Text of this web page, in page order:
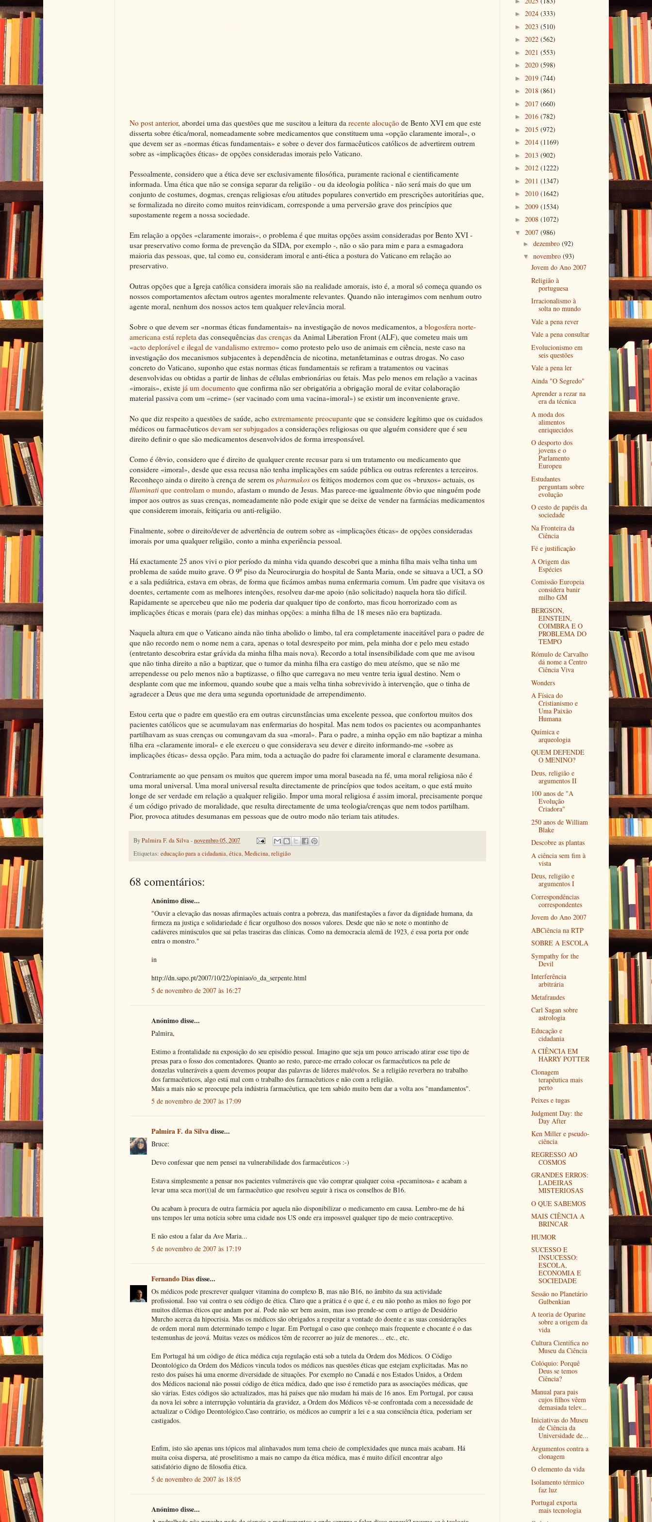
No post anterior, abordei uma das questões que me suscitou a leitura da recente alocução de Bento XVI em que este
disserta sobre ética/moral, nomeadamente sobre medicamentos que constituem uma «opção claramente imoral», o
que devem ser as «normas éticas fundamentais» e sobre o dever dos farmacêuticos católicos de advertirem outrem
sobre as «implicações éticas» de opções consideradas imorais pelo Vaticano.
Pessoalmente, considero que a ética deve ser exclusivamente filosófica, puramente racional e cientificamente
informada. Uma ética que não se consiga separar da religião - ou da ideologia política - não será mais do que um
conjunto de costumes, dogmas, crenças religiosas e/ou atitudes populares convertido em prescrições autoritárias que,
se formalizada no direito como muitos reinvidicam, corresponde a uma perversão grave dos princípios que
supostamente regem a nossa sociedade.
Em relação a opções «claramente imorais», o problema é que muitas opções assim consideradas por Bento XVI -
usar preservativo como forma de prevenção da SIDA, por exemplo -, não o são para mim e para a esmagadora
maioria das pessoas, que, tal como eu, consideram imoral e anti-ética a postura do Vaticano em relação ao
preservativo.
Outras opções que a Igreja católica considera imorais são na realidade amorais, isto é, a moral só começa quando os
nossos comportamentos afectam outros agentes moralmente relevantes. Quando não interagimos com nenhum outro
agente moral, nenhum dos nossos actos tem qualquer relevância moral.
Sobre o que devem ser «normas éticas fundamentais» na investigação de novos medicamentos, a blogosfera norte-
americana está repleta das consequências das crenças da Animal Liberation Front (ALF), que cometeu mais um
«acto deplorável e ilegal de vandalismo extremo» como protesto pelo uso de animais em ciência, neste caso na
investigação dos mecanismos subjacentes à dependência de nicotina, metanfetaminas e outras drogas. No caso
concreto do Vaticano, suponho que estas normas éticas fundamentais se refiram a tratamentos ou vacinas
desenvolvidas ou obtidas a partir de linhas de células embrionárias ou fetais. Mas pelo menos em relação a vacinas
«imorais», existe já um documento que confirma não ser obrigatória a obrigação moral de evitar colaboração
material passiva com um «crime» (ser vacinado com uma vacina«imoral») se existir um inconveniente grave.
No que diz respeito a questões de saúde, acho extremamente preocupante que se considere legítimo que os cuidados
médicos ou farmacêuticos devam ser subjugados a considerações religiosas ou que alguém considere que é seu
direito definir o que são medicamentos desenvolvidos de forma irresponsável.
Como é óbvio, considero que é direito de qualquer crente recusar para si um tratamento ou medicamento que
considere «imoral», desde que essa recusa não tenha implicações em saúde pública ou outras referentes a terceiros.
Reconheço ainda o direito à crença de serem os pharmakos os feitiços modernos com que os «bruxos» actuais, os
Illuminatique controlam o mundo, afastam o mundo de Jesus. Mas parece-me igualmente óbvio que ninguém pode
impor aos outros as suas crenças, nomeadamente não pode exigir que se deixe de vender na farmácias medicamentos
que considerem imorais, feitiçaria ou anti-religião.
Finalmente, sobre o direito/dever de advertência de outrem sobre as «implicações éticas» de opções consideradas
imorais por uma qualquer religião, conto a minha experiência pessoal.
Há exactamente 25 anos vivi o pior período da minha vida quando descobri que a minha filha mais velha tinha um
problema de saúde muito grave. O 9º piso da Neurocirurgia do hospital de Santa Maria, onde se situava a UCI, a SO
e a sala pediátrica, estava em obras, de forma que ficámos ambas numa enfermaria comum. Um padre que visitava os
doentes, certamente com as melhores intenções, resolveu dar-me apoio (não solicitado) naquela hora tão difícil.
Rapidamente se apercebeu que não me poderia dar qualquer tipo de conforto, mas ficou horrorizado com as
implicações éticas e morais (para ele) das minhas opções: a minha filha de 18 meses não era baptizada.
Naquela altura em que o Vaticano ainda não tinha abolido o limbo, tal era completamente inaceitável para o padre de
que não recordo nem o nome nem a cara, apenas o total desrespeito por mim, pela minha dor e pelo meu estado
(entretanto descobrira estar grávida da minha filha mais nova). Recordo a total insensibilidade com que me avisou
que não tinha direito a não a baptizar, que o tumor da minha filha era castigo do meu ateísmo, que se não me
arrependesse ou pelo menos não a baptizasse, o filho que carregava no meu ventre teria igual destino. Nem o
desplante com que me informou, quando soube que a mais velha tinha sobrevivido à intervenção, que o tinha de
agradecer a Deus que me dera uma segunda oportunidade de arrependimento.
Estou certa que o padre em questão era em outras circunstâncias uma excelente pessoa, que confortou muitos dos
pacientes católicos que se acumulavam nas enfermarias do hospital. Mas nem todos os pacientes ou acompanhantes
partilhavam as suas crenças ou comungavam da sua «moral». Para o padre, a minha opção em não baptizar a minha
filha era «claramente imoral» e ele exerceu o que considerava seu dever e direito informando-me «sobre as
implicações éticas» dessa opção. Para mim, toda a actuação do padre foi claramente imoral e claramente desumana.
Contrariamente ao que pensam os muitos que querem impor uma moral baseada na fé, uma moral religiosa não é
uma moral universal. Uma moral universal resulta directamente de princípios que todos aceitam, o que está muito
longe de ser verdade em relação a qualquer religião. Impor uma moral religiosa é assim imoral, precisamente porque
é um código privado de moralidade, que resulta directamente de uma teologia/crenças que nem todos partilham.
Pior, provoca atitudes desumanas em pessoas que de outro modo não teriam tais atitudes.
ByPalmira F. da Silva-novembro 05, 2007
Etiquetas: educação para a cidadania,ética,Medicina,religião
68 comentários:
Anónimo disse...
"Ouvir a elevação das nossas afirmações actuais contra a pobreza, das manifestações a favor da dignidade humana, da
firmeza na justiça e solidariedade é ficar orgulhoso dos nossos valores. Desde que não se note o montinho de
cadáveres minúsculos que sai pelas traseiras das clínicas. Como na democracia alemã de 1923, é essa porta por onde
entra o monstro."
in
http://dn.sapo.pt/2007/10/22/opiniao/o_da_serpente.html
5 de novembro de 2007 às 16:27
Anónimo disse...
Palmira,
Estimo a frontalidade na exposição do seu episódio pessoal. Imagino que seja um pouco arriscado atirar esse tipo de
presas para o fosso dos comentadores. Quanto ao resto, parece-me errado colocar os farmacêuticos na pele de
donzelas vulneráveis a quem devemos poupar das palavras de líderes malévolos. Se a religião reverbera no trabalho
dos farmacêuticos, algo está mal com o trabalho dos farmacêuticos e não com a religião.
Mais a mais não se preocupe pela indústria farmacêutica, que tem sabido muito bem dar a volta aos "mandamentos".
5 de novembro de 2007 às 17:09
Palmira F. da Silvadisse...
Bruce:
Devo confessar que nem pensei na vulnerabilidade dos farmacêuticos :-)
Estava simplesmente a pensar nos pacientes vulmeráveis que vão comprar qualquer coisa «pecaminosa» e acabam a
levar uma seca mor(t)al de um farmacêutico que resolveu seguir à risca os conselhos de B16.
Ou acabam à procura de outra farmácia por aquela não disponibilizar o medicamento em causa. Lembro-me de há
uns tempos ler uma notícia sobre uma cidade nos US onde era impossvel qualquer tipo de meio contraceptivo.
E não estou a falar da Ave Maria...
5 de novembro de 2007 às 17:19
Fernando Diasdisse...
Os médicos pode prescrever qualquer vitamina do complexo B, mas não B16, no âmbito da sua actividade
profissional. Isso vai contra o seu código de ética. Claro que a prática é o que é, e eu não ponho as mãos no fogo por
muitos dilemas éticos que andam por aí. Pode não ser bem assim, mas isso prende-se com o artigo de Desidério
Murcho acerca da hipocrisia. Mas os médicos são obrigados a respeitar a vontade do doente e as suas considerações
de ordem moral num determinado tempo e lugar. Em Portugal o caso que conheço mais frequente e chocante é o das
testemunhas de jeová. Muitas vezes os médicos têm de recorrer ao juíz de menores… etc., etc.
Em Portugal há um código de ética médica cuja regulação está sob a tutela da Ordem dos Médicos. O Código
Deontológico da Ordem dos Médicos vincula todos os médicos nas questões éticas que estejam explicitadas. Mas no
resto dos países há uma enorme diversidade de situações. Por exemplo no Canadá e nos Estados Unidos, a Ordem
dos Médicos nacional não possui código de ética médica, dado que isso é remetido para as associações médicas, que
são várias. Estes códigos são actualizados, mas há países que não mudam há mais de 16 anos. Em Portugal, por causa
da nova lei sobre a interrupção voluntária da gravidez, a Ordem dos Médicos vê-se confrontada com a necessidade de
actualizar o Código Deontológico.Caso contrário, os médicos ao cumprir a lei e a sua consciência ética, poderiam ser
castigados.
Enfim, isto são apenas uns tópicos mal alinhavados num tema cheio de complexidades que nunca mais acabam. Há
muita coisa dispersa, até proselitismo a mais no campo da ética médica, mas é muito difícil encontrar algo
satisfatório digno de filosofia ética.
5 de novembro de 2007 às 18:05
Anónimo disse...
► 2024 (333)
► 2023 (510)
► 2022 (562)
► 2021 (553)
► 2020 (598)
► 2019 (744)
► 2018 (861)
► 2017 (660)
► 2016 (782)
► 2015 (972)
► 2014 (1169)
► 2013 (902)
► 2012 (1222)
► 2011 (1347)
► 2010 (1642)
► 2009 (1534)
► 2008 (1072)
▼ 2007 (986)
► dezembro (92)
▼ novembro (93)
Jovem do Ano 2007
Religião à
portuguesa
Irracionalismo à
solta no mundo
Vale a pena rever
Vale a pena consultar
Evolucionismo em
seis questões
Vale a pena ler
Ainda "O Segredo"
Aprender a rezar na
era da técnica
A moda dos
alimentos
enriquecidos
O desporto dos
jovens e o
Parlamento
Europeu
Estudantes
perguntam sobre
evolução
O cesto de papéis da
sociedade
Na Fronteira da
Ciência
Fé e justificação
A Origem das
Espécies
Comissão Europeia
considera banir
milho GM
BERGSON,
EINSTEIN,
COIMBRA E O
PROBLEMA DO
TEMPO
Rómulo de Carvalho
dá nome a Centro
Ciência Viva
Wonders
A Física do
Cristianismo e
Uma Paixão
Humana
Química e
arqueologia
QUEM DEFENDE
O MENINO?
Deus, religião e
argumentos II
100 anos de "A
Evolução
Criadora"
250 anos de William
Blake
Descobre as plantas
A ciência sem fim à
vista
Deus, religião e
argumentos I
Correspondências
correspondentes
Jovem do Ano 2007
ABCiência na RTP
SOBRE A ESCOLA
Sympathy for the
Devil
Interferência
arbitrária
Metafraudes
Carl Sagan sobre
astrologia
Educação e
cidadania
A CIÊNCIA EM
HARRY POTTER
Clonagem
terapêutica mais
perto
Peixes e tugas
Judgment Day: the
Day After
Ken Miller e pseudo-
ciência
REGRESSO AO
COSMOS
GRANDES ERROS:
LADEIRAS
MISTERIOSAS
O QUE SABEMOS
MAIS CIÊNCIA A
BRINCAR
HUMOR
SUCESSO E
INSUCESSO:
ESCOLA,
ECONOMIA E
SOCIEDADE
Sessão no Planetário
Gulbenkian
A teoria de Oparine
sobre a origem da
vida
Cultura Científica no
Museu da Ciência
Colóquio: Porquê
Deus se temos
Ciência?
Manual para pais
cujos filhos vêem
demasiada telev...
Iniciativas do Museu
de Ciência da
Universidade de...
Argumentos contra a
clonagem
O elemento da vida
Isolamento térmico
faz luz
Portugal exporta
mais tecnologia